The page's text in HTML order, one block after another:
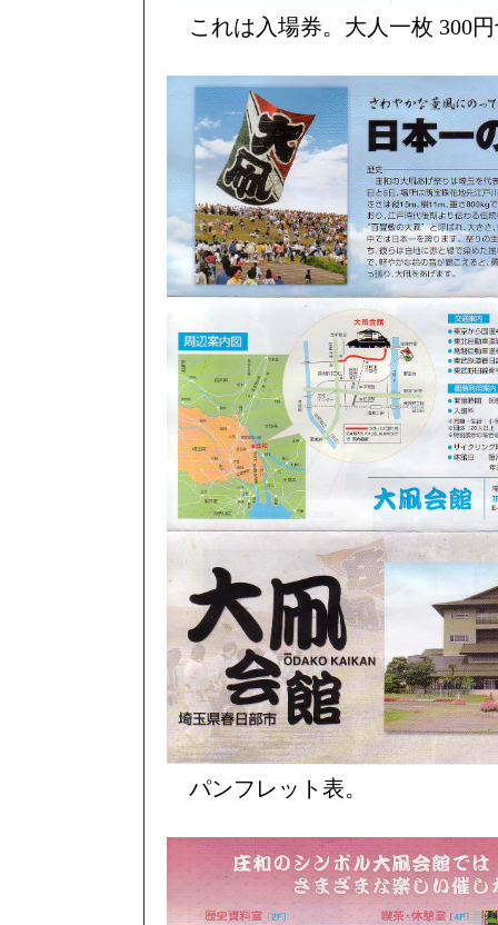
これは入場券。大人一枚 300
パンフレット表。